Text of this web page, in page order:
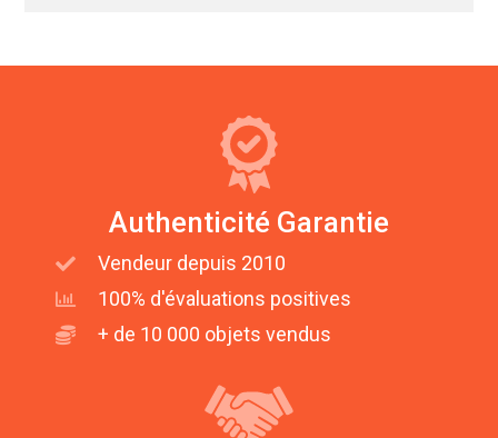
Authenticité Garantie
Vendeur depuis 2010
100% d'évaluations positives
+ de 10 000 objets vendus